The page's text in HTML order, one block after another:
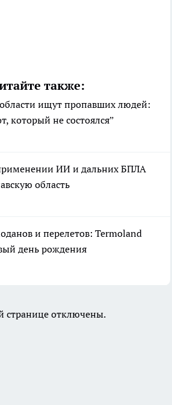
также:
ищут пропавших людей:
который не состоялся”
ИИ и дальних БПЛА
область
и перелетов: Termoland
день рождения
странице отключены.